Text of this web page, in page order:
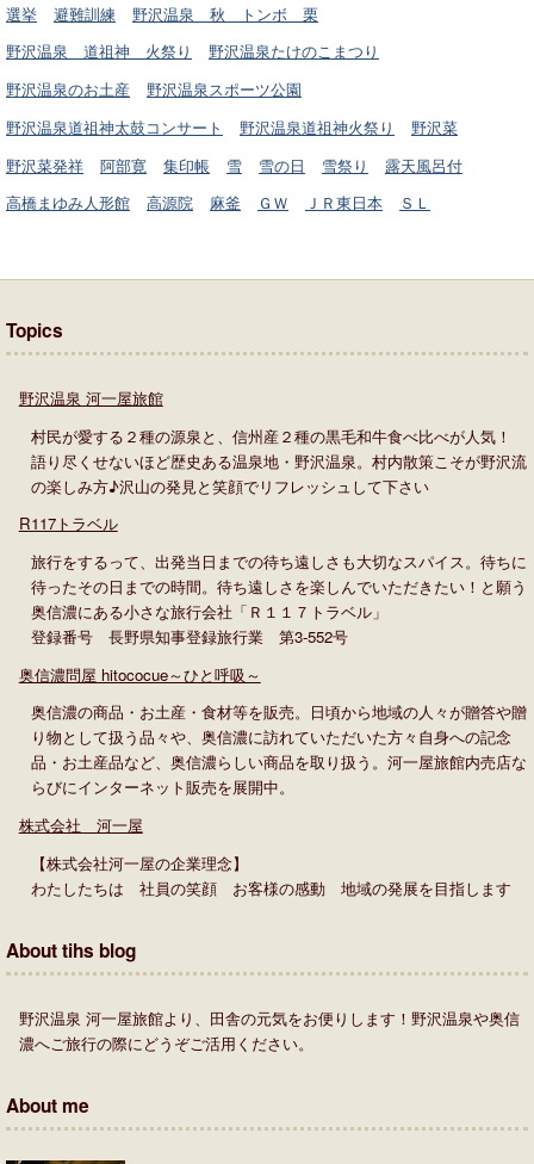
選挙
避難訓練
野沢温泉 秋 トンボ 栗
野沢温泉 道祖神 火祭り
野沢温泉たけのこまつり
野沢温泉のお土産
野沢温泉スポーツ公園
野沢温泉道祖神太鼓コンサート
野沢温泉道祖神火祭り
野沢菜
野沢菜発祥
阿部寛 集印帳 雪 雪の日 雪祭り
露天風呂付
高橋まゆみ人形館
高源院 麻釜 ＧＷ ＪＲ東日本 ＳＬ
Topics
野沢温泉 河一屋旅館
村民が愛する２種の源泉と、信州産２種の黒毛和牛食べ比べが人気！
語り尽くせないほど歴史ある温泉地・野沢温泉。村内散策こそが野沢流
の楽しみ方♪沢山の発見と笑顔でリフレッシュして下さい
R117トラベル
旅行をするって、出発当日までの待ち遠しさも大切なスパイス。待ちに
待ったその日までの時間。待ち遠しさを楽しんでいただきたい！と願う
奥信濃にある小さな旅行会社「Ｒ１１７トラベル」
登録番号 長野県知事登録旅行業 第3-552号
奥信濃問屋 hitococue～ひと呼吸～
奥信濃の商品・お土産・食材等を販売。日頃から地域の人々が贈答や贈
り物として扱う品々や、奥信濃に訪れていただいた方々自身への記念
品・お土産品など、奥信濃らしい商品を取り扱う。河一屋旅館内売店な
らびにインターネット販売を展開中。
株式会社 河一屋
【株式会社河一屋の企業理念】
わたしたちは 社員の笑顔 お客様の感動 地域の発展を目指します
About tihs blog
野沢温泉 河一屋旅館より、田舎の元気をお便りします！野沢温泉や奥信
濃へご旅行の際にどうぞご活用ください。
About me